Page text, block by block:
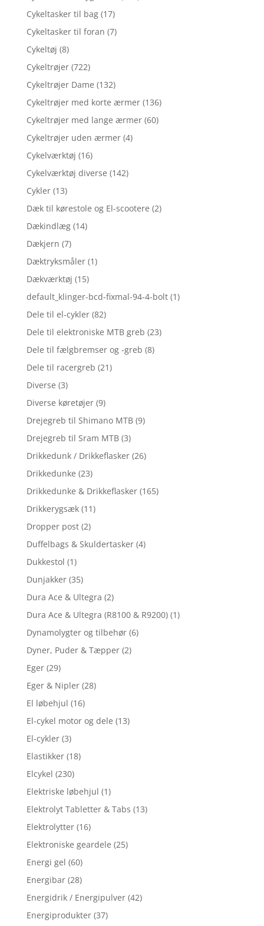
Cykeltasker til bag (17)
Cykeltasker til foran (7)
Cykeltøj (8)
Cykeltrøjer (722)
Cykeltrøjer Dame (132)
Cykeltrøjer med korte ærmer (136)
Cykeltrøjer med lange ærmer (60)
Cykeltrøjer uden ærmer (4)
Cykelværktøj (16)
Cykelværktøj diverse (142)
Cykler (13)
Dæk til kørestole og El-scootere (2)
Dækindlæg (14)
Dækjern (7)
Dæktryksmåler (1)
Dækværktøj (15)
default_klinger-bcd-fixmal-94-4-bolt (1)
Dele til el-cykler (82)
Dele til elektroniske MTB greb (23)
Dele til fælgbremser og -greb (8)
Dele til racergreb (21)
Diverse (3)
Diverse køretøjer (9)
Drejegreb til Shimano MTB (9)
Drejegreb til Sram MTB (3)
Drikkedunk / Drikkeflasker (26)
Drikkedunke (23)
Drikkedunke & Drikkeflasker (165)
Drikkerygsæk (11)
Dropper post (2)
Duffelbags & Skuldertasker (4)
Dukkestol (1)
Dunjakker (35)
Dura Ace & Ultegra (2)
Dura Ace & Ultegra (R8100 & R9200) (1)
Dynamolygter og tilbehør (6)
Dyner, Puder & Tæpper (2)
Eger (29)
Eger & Nipler (28)
El løbehjul (16)
El-cykel motor og dele (13)
El-cykler (3)
Elastikker (18)
Elcykel (230)
Elektriske løbehjul (1)
Elektrolyt Tabletter & Tabs (13)
Elektrolytter (16)
Elektroniske geardele (25)
Energi gel (60)
Energibar (28)
Energidrik / Energipulver (42)
Energiprodukter (37)